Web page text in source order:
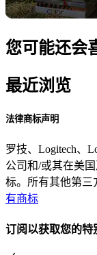
您可能还会
最近浏览
法律商标声明
罗技、Logitech、
公司和/或其在美
标。所有其他第三
有商标
订阅以获取您的特